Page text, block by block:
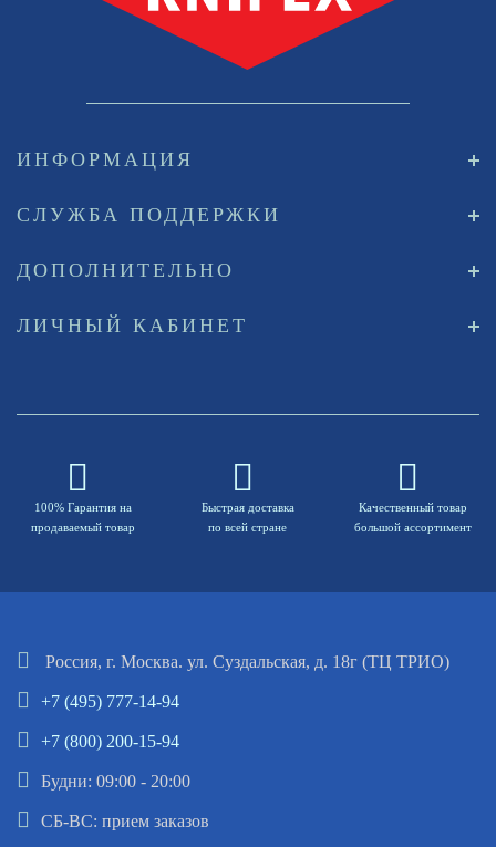
ИНФОРМАЦИЯ
СЛУЖБА ПОДДЕРЖКИ
ДОПОЛНИТЕЛЬНО
ЛИЧНЫЙ КАБИНЕТ
100% Гарантия на
продаваемый товар
Быстрая доставка
по всей стране
Качественный товар
большой ассортимент
Россия, г. Москва. ул. Суздальская, д. 18г (ТЦ ТРИО)
+7 (495) 777-14-94
+7 (800) 200-15-94
Будни: 09:00 - 20:00
СБ-ВС: прием заказов